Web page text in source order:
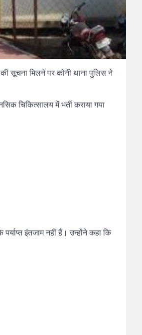
सूचना मिलने पर कोनी थाना पुलिस ने
चिकित्सालय में भर्ती कराया गया
इंतजाम नहीं हैं। उन्होंने कहा कि